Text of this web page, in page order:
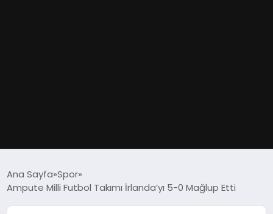
DÜNYA
Ana Sayfa Spor
Ampute Milli Futbol Takımı İrlanda’yı 5-0 Mağlup Etti